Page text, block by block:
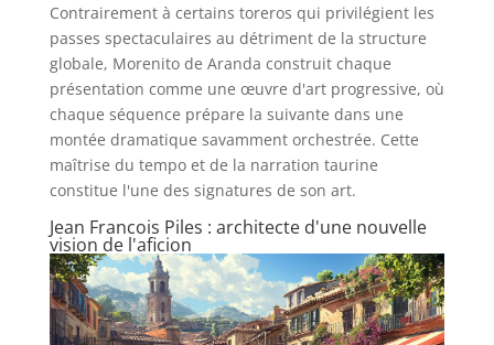
Contrairement à certains toreros qui privilégient les
passes spectaculaires au détriment de la structure
globale, Morenito de Aranda construit chaque
présentation comme une œuvre d'art progressive, où
chaque séquence prépare la suivante dans une
montée dramatique savamment orchestrée. Cette
maîtrise du tempo et de la narration taurine
constitue l'une des signatures de son art.
Jean Francois Piles : architecte d'une nouvelle
vision de l'aficion